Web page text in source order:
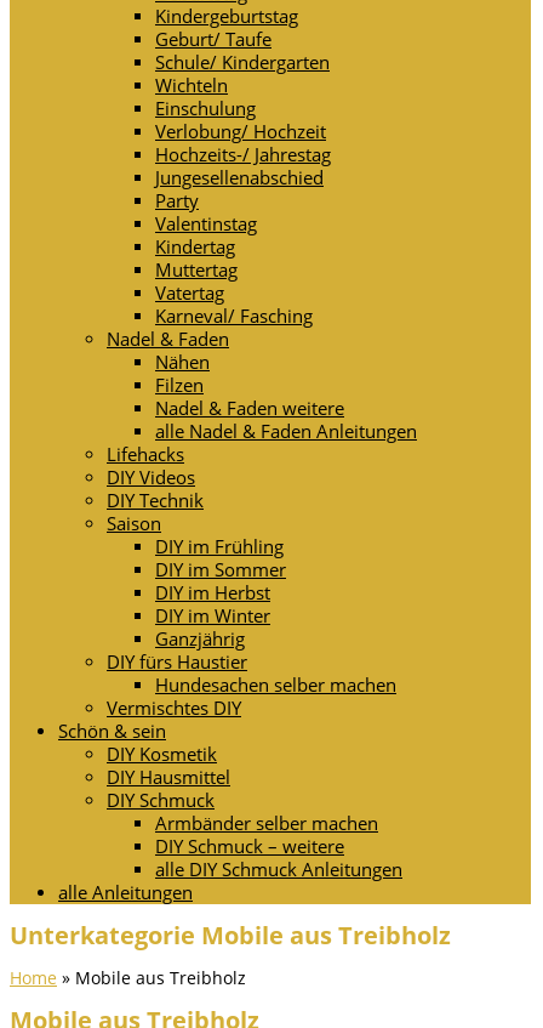
Kindergeburtstag
Geburt/ Taufe
Schule/ Kindergarten
Wichteln
Einschulung
Verlobung/ Hochzeit
Hochzeits-/ Jahrestag
Jungesellenabschied
Party
Valentinstag
Kindertag
Muttertag
Vatertag
Karneval/ Fasching
Nadel & Faden
Nähen
Filzen
Nadel & Faden weitere
alle Nadel & Faden Anleitungen
Lifehacks
DIY Videos
DIY Technik
Saison
DIY im Frühling
DIY im Sommer
DIY im Herbst
DIY im Winter
Ganzjährig
DIY fürs Haustier
Hundesachen selber machen
Vermischtes DIY
Schön & sein
DIY Kosmetik
DIY Hausmittel
DIY Schmuck
Armbänder selber machen
DIY Schmuck – weitere
alle DIY Schmuck Anleitungen
alle Anleitungen
Unterkategorie Mobile aus Treibholz
Home » Mobile aus Treibholz
Mobile aus Treibholz